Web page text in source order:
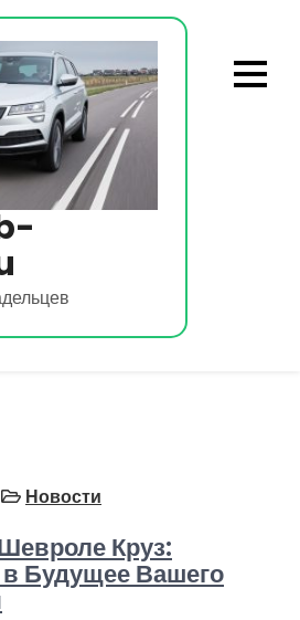
Новости
Круз:
Будущее Вашего